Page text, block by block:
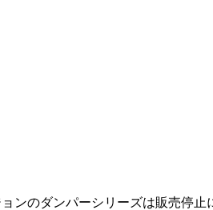
ンのダンパーシリーズは販売停